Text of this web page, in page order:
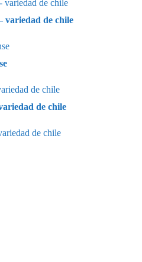
variedad de chile
de chile